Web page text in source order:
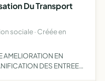
Du Transport
sociale · Créée en
AMELIORATION EN
DES ENTREES